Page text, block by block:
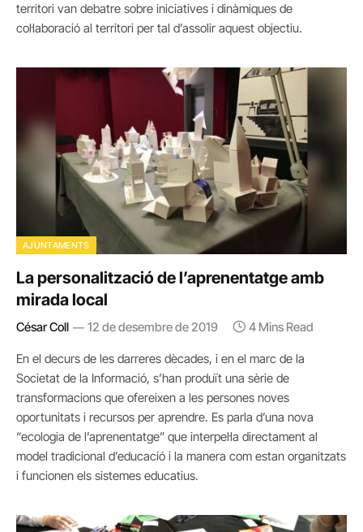
territori van debatre sobre iniciatives i dinàmiques de
col·laboració al territori per tal d’assolir aquest objectiu.
AJUNTAMENTS
La personalització de l’aprenentatge amb
mirada local
César Coll 12 de desembre de 2019 4 Mins Read
En el decurs de les darreres dècades, i en el marc de la
Societat de la Informació, s’han produït una sèrie de
transformacions que ofereixen a les persones noves
oportunitats i recursos per aprendre. Es parla d’una nova
“ecologia de l’aprenentatge” que interpel·la directament al
model tradicional d’educació i la manera com estan organitzats
i funcionen els sistemes educatius.